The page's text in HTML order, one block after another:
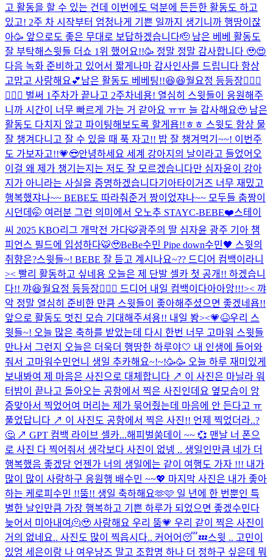
고 활동을 할 수 있는 건데 이번에도 덕분에 든든한 활동도 하고
있고! 2주 차 시작부터 엄청나게 기쁜 일까지 생기니까 행땅이잖
아🥳 앞으로도 좋은 무대로 보답하겠습니다🫡 남은 베베 활동도
잘 부탁해 스윗들 더쇼 1위 했어요!!🥳 정말 정말 감사합니다 🥹😍
다음 녹화 준비하고 있어서 짧게나마 감사인사를 드립니다 항상
고맙고 사랑해요💕남은 활동도 베베팅!!😆😆월요정 등등장🧚🏻‍♀️
🧚🏻‍♀️ 벌써 1주차가 끝나고 2주차네용! 열심히 스윗들이 응원해주
니까 시간이 너무 빠르게 가는 거 같아요 ㅠㅠ 늘 감사해요🥹 남은
활동도 다치지 않고 파이팅해보도록 할게욥!!ㅎㅎ 스윗도 항상 물
잘 챙겨다니고 잘 수 있을 때 푹 자고!! 밥 잘 챙겨먹기~~! 이번주
도 가보자고!!💗😎안녕하세요 세계 강아지의 날이라고 들었어오
이걸 왜 제가 챙기는지는 저도 잘 모르겠습니다만 심자윤이 강아
지가 아니라는 사실을 증명하겠습니다기아타이거즈 너무 재밌고
행복했쟈나~~ BEBE도 따라춰준거 짱이었쟈나~~ 모두들 춤짱이
시던데🤭 여러분 그런 의미에서 오노추 STAYC-BEBE❤️스테이
씨 2025 KBO리그 개막전 가다🐯광주의 딸 심자윤 광주 기아 챔
피언스 필드에 입성하다🐯🥹BeBe수민 Pipe down수민🖤 스윗의
취향은?스윗들~! BEBE 잘 듣고 계시나요~?? 드디어 컴백이라니
>< 빨리 활동하고 싶네용 오늘은 제 단발 셀카 첫 공개!! 하겠습니
다!! 꺄😆월요정 등등장🧚🏻‍♀️ 드디어 내일 컴백이다아아앙!!!>< 꺄
악 정말 열심히 준비한 만큼 스윗들이 좋아해주셨으면 좋겠네욥!!
앞으로 활동도 멋진 모습 기대해주셔용!! 내일 봥><💗😆우리 스
윗들~! 오늘 많은 축하를 받았는데 다시 한번 너무 고마워 스윗들
만나서 그런지 오늘은 더욱더 행땅한 하루야🤍 내 인생에 들어와
줘서 고마워수민언니 생일 추카해요~!~!🥳🥳 오늘 하루 재미있게
보내봐여 제 마음은 사진으로 대체합니다 ↗️ 이 사진은 마닐라 워
터밤이 끝나고 돌아오는 공항에서 찍은 사진인데요 옆모습이 앙
증맞아서 찍었어여 머리는 제가 묶어줬는데 마음에 안 든다고 ㅠ
풀었답니다 ↗️ 이 사진도 공항에서 찍은 사진!! 언제 찍었더라..?
🤔 ↗️ GPT 컴백 라이브 셀카...해피벌쑴데이 ~~ 💞 맨날 너 폰으
로 사진 다 찍어줘서 생각보다 사진이 없넹 .. 생일인만큼 네가 더
행복했음 좋겠당 언젠가 너의 생일에는 같이 여행도 가자 !!! 내가
많이 많이 사랑하구 응원행 배수민 ~~💖 마지막 사진은 내가 좋아
하는 케로피수민 !!뚬!! 생일 축하해요🫶🩷 일 년에 한 번뿐인 특
별한 날인만큼 가장 행복하고 기쁜 하루가 되었으면 좋겠수민다
늦어서 미아내여🫠🥹 사랑해요 우리 뚬💗 우리 같이 찍은 사진이
거의 없네요.. 사진도 많이 찍읍시다.. 커어어😴💤스윗 .. 고민이
있엉 세은이랑 나 여우냥즈 말고 조합명 하나 더 정하구 싶은데 뭐